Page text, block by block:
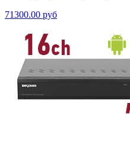
71300.00 руб